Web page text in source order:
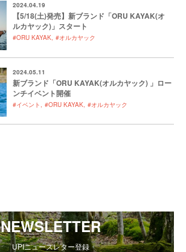
2024.04.19
【5/18(土)発売】新ブランド「ORU KAYAK(オ
ルカヤック)」スタート
#ORU KAYAK #オルカヤック
2024.05.11
新ブランド「ORU KAYAK(オルカヤック) 」ロー
ンチイベント開催
#イベント #ORU KAYAK #オルカヤック
NEWSLETTER
UPIニュースレター登録